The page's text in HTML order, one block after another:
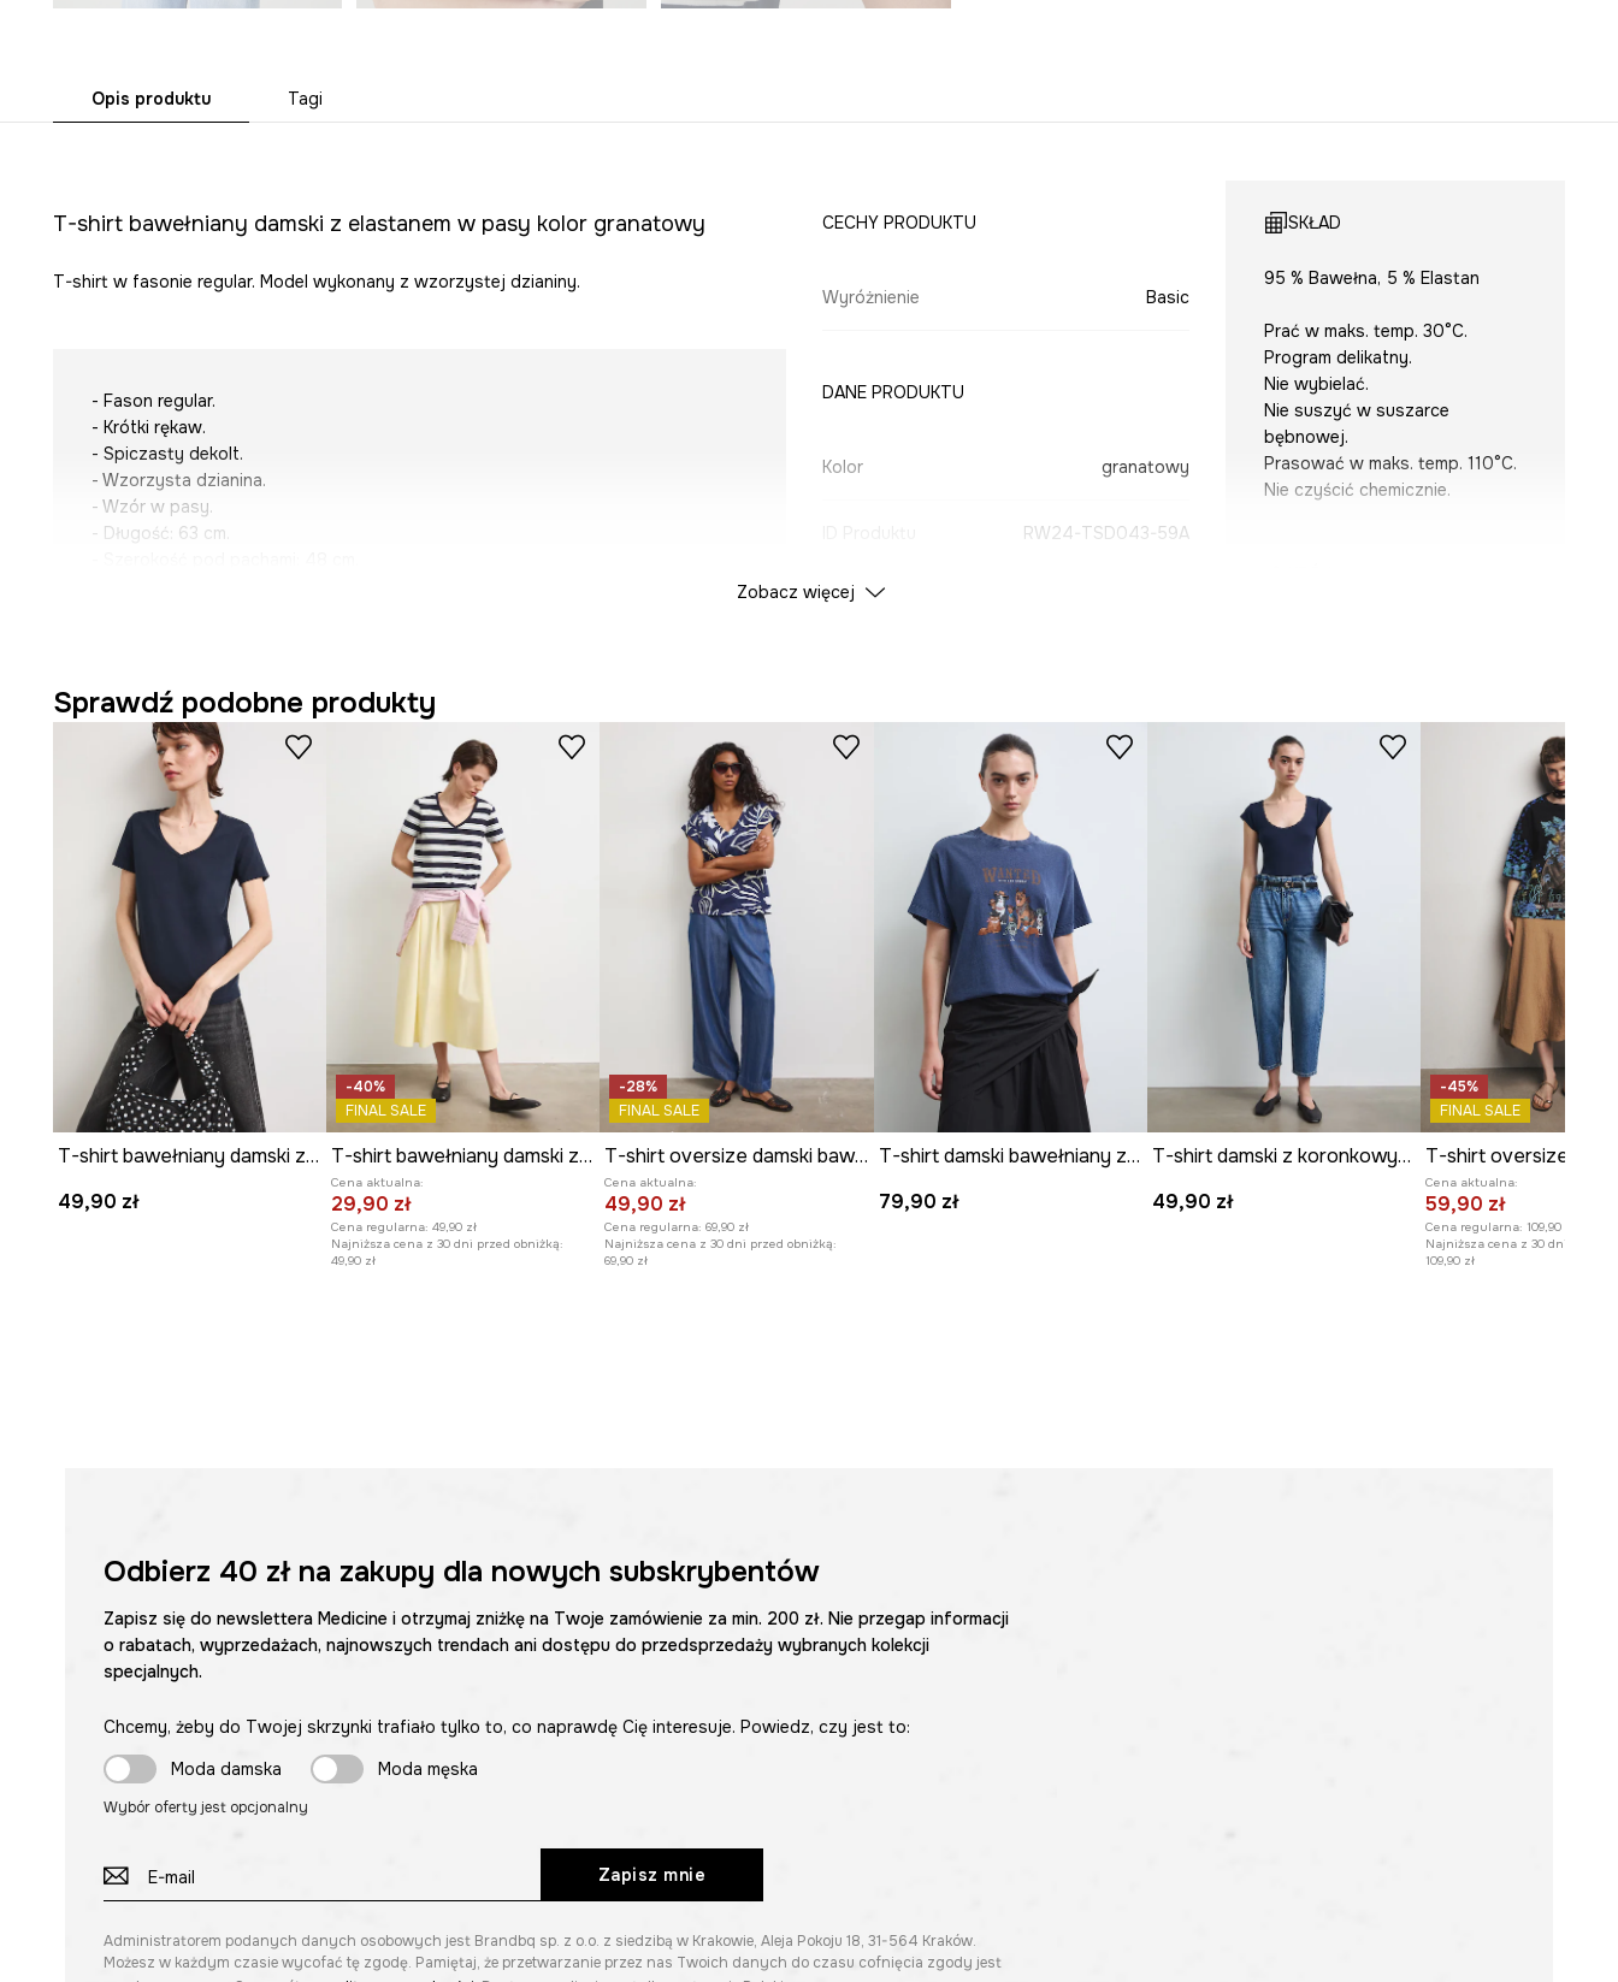
Opis produktu Tagi
T-shirt bawełniany damski z elastanem w pasy kolor granatowy
T-shirt w fasonie regular. Model wykonany z wzorzystej dzianiny.
- Fason regular.
- Krótki rękaw.
- Spiczasty dekolt.
- Wzorzysta dzianina.
- Wzór w pasy.
- Długość: 63 cm.
CECHY PRODUKTU
Wyróżnienie Basic
DANE PRODUKTU
Kolor granatowy
RW24-TSD043-59A
Producent
SKŁAD
95 % Bawełna, 5 % Elastan
Prać w maks. temp. 30°C.
Program delikatny.
Nie wybielać.
Nie suszyć w suszarce
bębnowej.
Prasować w maks. temp. 110°C.
Nie czyścić chemicznie.
WYMIARY
Modelka na zdjęciu ma 172 cm
wzrostu i ma na sobie rozmiar S.
Zobacz wymiary produktu
Zobacz więcej
Sprawdź podobne produkty
T-shirt bawełniany damski z elastanem gładki
49,90 zł
-40%
FINAL SALE
T-shirt bawełniany damski z elastanem w pasy
Cena aktualna:
29,90 zł
Cena regularna: 49,90 zł
Najniższa cena z 30 dni przed obniżką:
49,90 zł
-28%
FINAL SALE
T-shirt oversize damski bawełniany z elastanem
Cena aktualna:
49,90 zł
Cena regularna: 69,90 zł
Najniższa cena z 30 dni przed obniżką:
69,90 zł
T-shirt damski bawełniany z nadrukiem
79,90 zł
T-shirt damski z koronkowymi wstawkami
49,90 zł
-45%
FINAL SALE
Cena aktualna:
59,90 zł
Cena regularna: 109,90 zł
Najniższa cena z 30 dni przed
109,90 zł
Odbierz 40 złna zakupy dla nowych subskrybentów
Zapisz się do newslettera Medicine i otrzymaj zniżkę na Twoje zamówienie za min. 200 zł. Nie przegap informacji
o rabatach, wyprzedażach, najnowszych trendach ani dostępu do przedsprzedaży wybranych kolekcji
specjalnych.
Chcemy, żeby do Twojej skrzynki trafiało tylko to, co naprawdę Cię interesuje. Powiedz, czy jest to:
Moda damska
Moda męska
Wybór oferty jest opcjonalny
Zapisz mnie
Administratorem podanych danych osobowych jest Brandbq sp. z o.o. z siedzibą w Krakowie, Aleja Pokoju 18, 31-564 Kraków.
Możesz w każdym czasie wycofać tę zgodę. Pamiętaj, że przetwarzanie przez nas Twoich danych do czasu cofnięcia zgody jest